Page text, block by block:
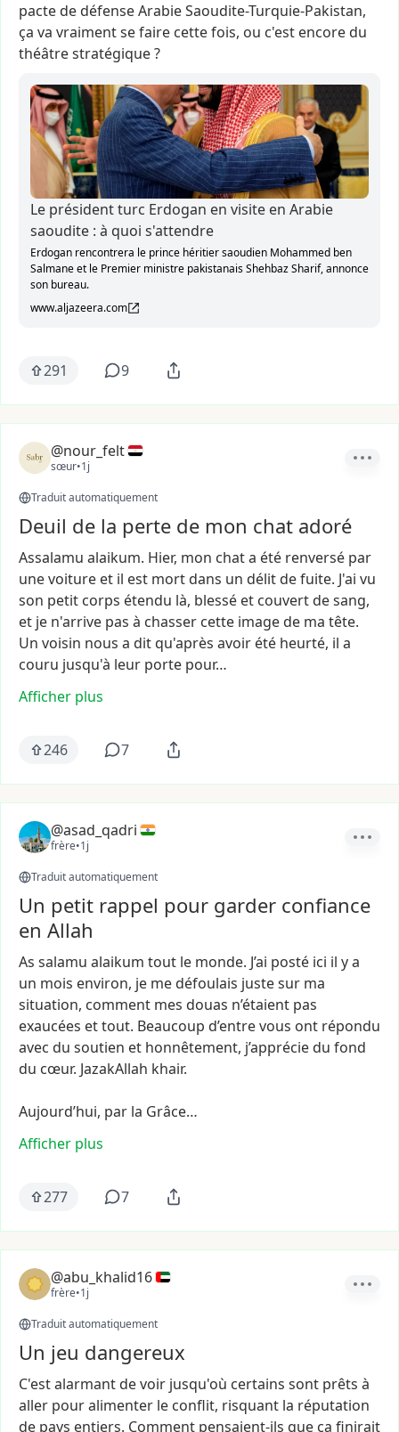
pacte de défenseArabieSaoudite-Turquie-Pakistan,
ça va vraimentsefaire cettefois, ou c'est encore du
théâtrestratégique?
Le président turc Erdogan en visite en Arabie
saoudite : à quoi s'attendre
Erdogan rencontrera le prince héritier saoudien Mohammed ben
Salmane et le Premier ministre pakistanais Shehbaz Sharif, annonce
son bureau.
www.aljazeera.com
291 9
@nour_felt
sœur•1j
Traduit automatiquement
Deuil de la perte de mon chat adoré
Assalamu alaikum. Hier, mon chata été renversé par
unevoiture et il est mort dans un délit defuite. J'ai vu
son petit corps étendu là, blessé et couvert desang,
et je n'arrive pas à chasser cette image de ma tête.
Un voisin nous a dit qu'après avoir été heurté, il a
couru jusqu'à leur porte pour…
Afficher plus
246 7
@asad_qadri
frère•1j
Traduit automatiquement
Un petit rappel pour garder confiance
en Allah
As salamu alaikum tout le monde. J’ai posté ici il ya
un mois environ, je me défoulais justesur ma
situation, comment mes douas n’étaient pas
exaucées ettout. Beaucoup d’entrevous ont répondu
avec du soutien et honnêtement, j’apprécie du fond
du cœur. JazakAllah khair.
Aujourd’hui, par la Grâce…
Afficher plus
277 7
@abu_khalid16
frère•1j
Traduit automatiquement
Un jeu dangereux
C'estalarmant devoir jusqu'où certains sont prêts à
aller pouralimenter le conflit, risquant la réputation
de pays entiers. Comment pensaient-ils que ça finirait